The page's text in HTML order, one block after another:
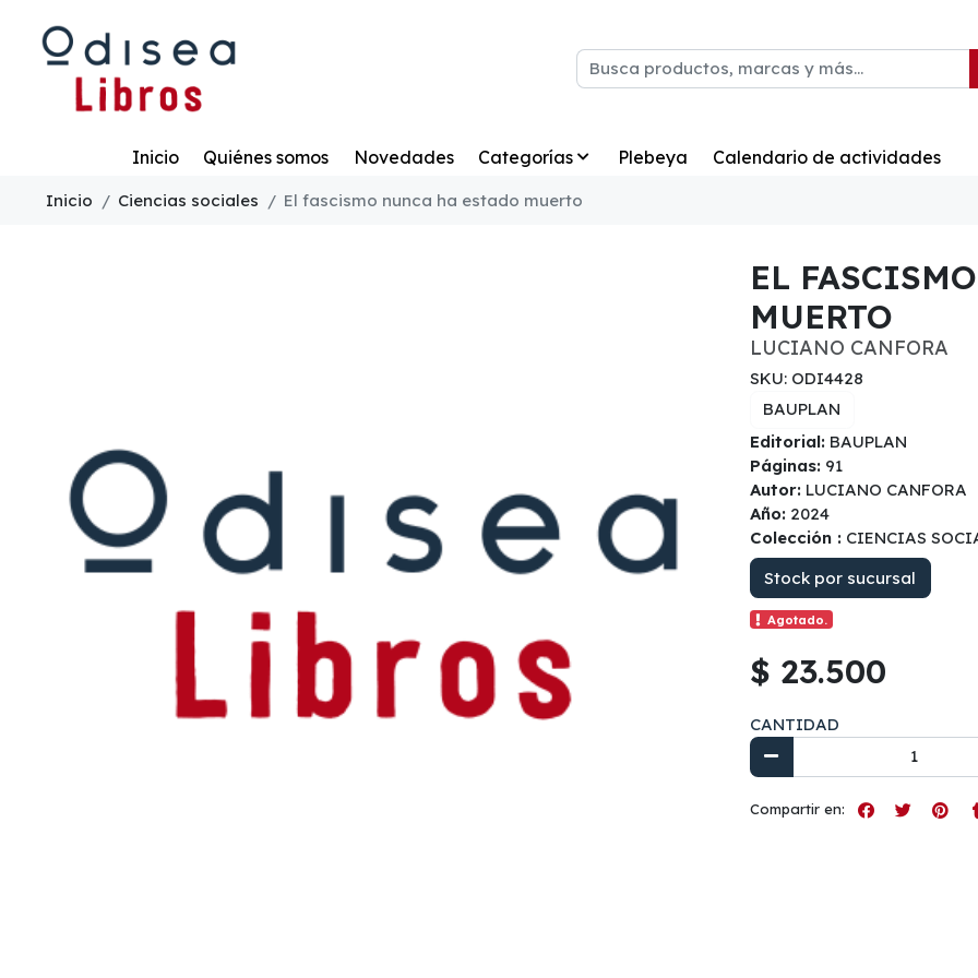
Inicio Quiénes somos Novedades Categorías Plebeya Calendario de actividades
Inicio Ciencias sociales El fascismo nunca ha estado muerto
EL
MUERTO
LUCIANO CANFORA
SKU: ODI4428
BAUPLAN
Editorial: BAUPLAN
Páginas: 91
Autor: LUCIANO CANFORA
Año: 2024
Colección : CIENCIAS
Stock por sucursal
Agotado.
$ 23.500
CANTIDAD
Compartir en: